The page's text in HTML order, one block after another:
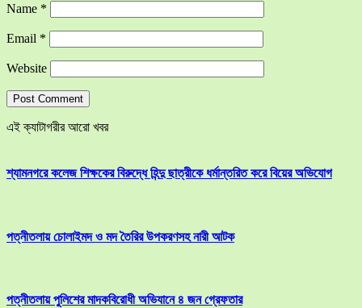
Name *
Email *
Website
এই ক্যাটাগরীর আরো খবর
শ্যামনগরে কলেজ শিক্ষকের বিরুদ্ধে হিন্দু ছাত্রীকে ধর্মান্তরিত করে বিয়ের অভিযোগ
পত্নীতলায় চোলাইমদ ও মদ তৈরির উপকরণসহ নারী আটক
পত্নীতলায় পুলিশের মাদকবিরোধী অভিযানে ৪ জন গ্রেফতার